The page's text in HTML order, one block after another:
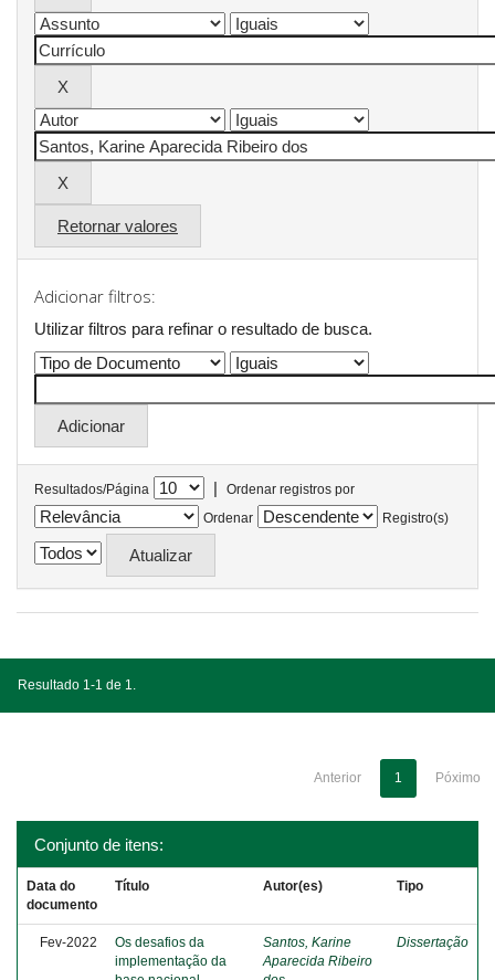
Retornar valores
Adicionar filtros:
Utilizar filtros para refinar o resultado de busca.
Resultados/Página |
Ordenar registros por
Ordenar
Registro(s)
Resultado 1-1 de 1.
Anterior 1 Póximo
Conjunto de itens:
Data do
documento
Título Autor(es) Tipo
Fev-2022
Os desafios da
implementação da
Santos, Karine
Aparecida Ribeiro
Dissertação